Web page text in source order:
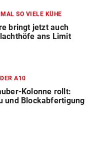
SO VIELE KÜHE
bringt jetzt auch
ans Limit
A10
Kolonne rollt:
und Blockabfertigung